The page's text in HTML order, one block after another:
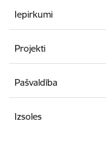
Iepirkumi
Projekti
Pašvaldība
Izsoles